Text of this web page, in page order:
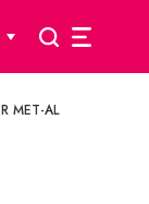
MET-AL